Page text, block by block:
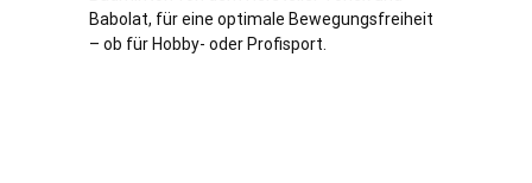
Babolat, für eine optimale Bewegungsfreiheit
– ob für Hobby- oder Profisport.